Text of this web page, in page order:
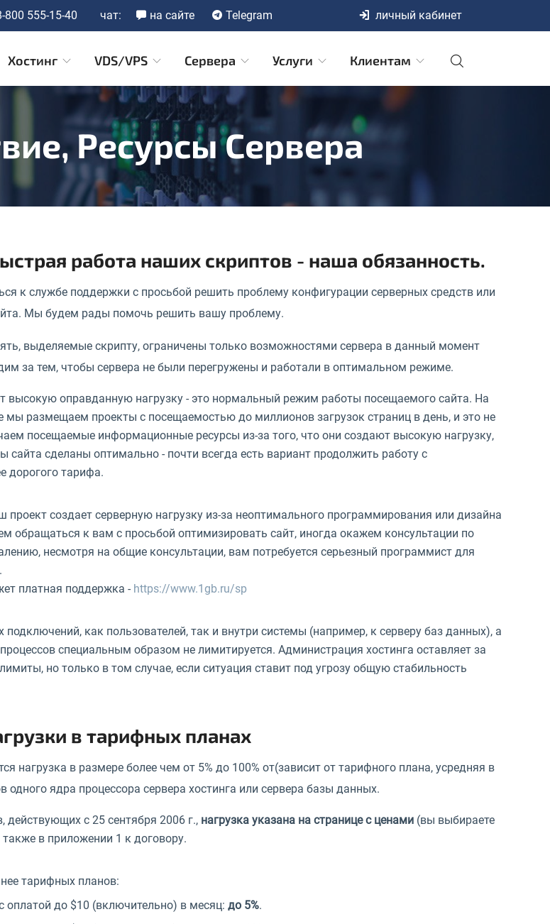
800 555-15-40 чат: на сайте Telegram личный кабинет
Хостинг VDS/VPS Сервера Услуги Клиентам
Ресурсы Сервера
работа наших скриптов - наша обязанность.
к службе поддержки с просьбой решить проблему конфигурации серверных средств или
Мы будем рады помочь решить вашу проблему.
выделяемые скрипту, ограничены только возможностями сервера в данный момент
за тем, чтобы сервера не были перегружены и работали в оптимальном режиме.
высокую оправданную нагрузку - это нормальный режим работы посещаемого сайта. На
мы размещаем проекты с посещаемостью до миллионов загрузок страниц в день, и это не
посещаемые информационные ресурсы из-за того, что они создают высокую нагрузку,
сайта сделаны оптимально - почти всегда есть вариант продолжить работу с
дорогого тарифа.
проект создает серверную нагрузку из-за неоптимального программирования или дизайна
обращаться к вам с просьбой оптимизировать сайт, иногда окажем консультации по
несмотря на общие консультации, вам потребуется серьезный программист для
платная поддержка - https://www.1gb.ru/sp
как пользователей, так и внутри системы (например, к серверу баз данных), а
специальным образом не лимитируется. Администрация хостинга оставляет за
но только в том случае, если ситуация ставит под угрозу общую стабильность
в тарифных планах
нагрузка в размере более чем от 5% до 100% от(зависит от тарифного плана, усредняя в
одного ядра процессора сервера хостинга или сервера базы данных.
с 25 сентября 2006 г., нагрузка указана на странице с ценами (вы выбираете
в приложении 1 к договору.
тарифных планов:
оплатой до $10 (включительно) в месяц: до 5%.